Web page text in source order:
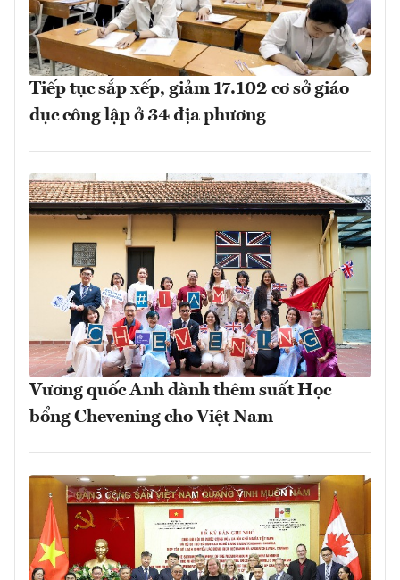
Tiếp tục sắp xếp, giảm 17.102 cơ sở giáo
dục công lập ở 34 địa phương
Vương quốc Anh dành thêm suất Học
bổng Chevening cho Việt Nam